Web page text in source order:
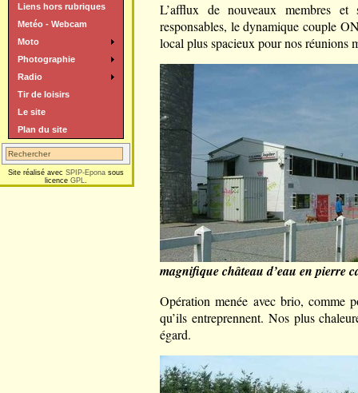
L’afflux de nouveaux membres et
responsables, le dynamique couple
local plus spacieux pour nos réunions
magnifique château d’eau en pierre
Opération menée avec brio, comme
qu’ils entreprennent. Nos plus
égard.
Liens hors rubriques
Metéo - Webcam
Moto
Photographie
Radio
Tir de loisirs
Le site
Plan du site
Site réalisé avec SPIP-Epona sous
licence GPL.